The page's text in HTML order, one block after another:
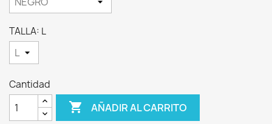
TALLA: L
Cantidad
 AÑADIR AL CARRITO